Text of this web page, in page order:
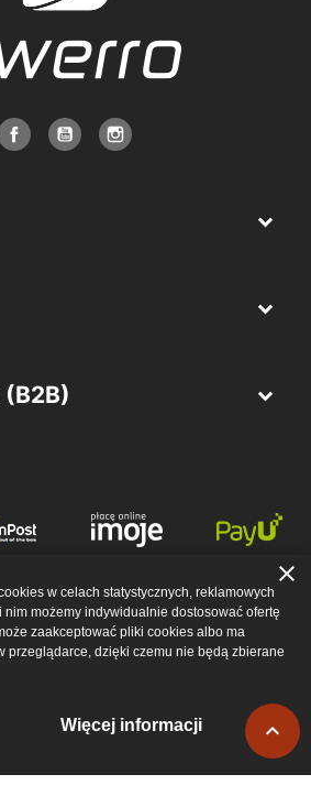
w celach statystycznych, reklamowych
możemy indywidualnie dostosować ofertę
zaakceptować pliki cookies albo ma
przeglądarce, dzięki czemu nie będą zbierane
Więcej informacji
close
Z O. O.. ALL RIGHTS RESERVED
góry
